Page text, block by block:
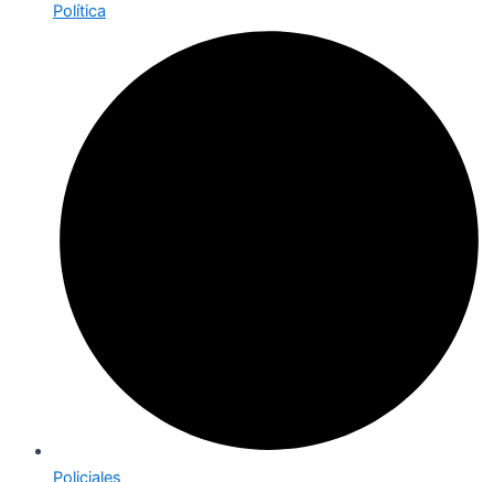
Política
Policiales